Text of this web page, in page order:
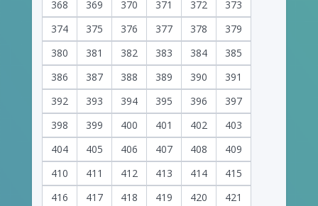
368
369 370 371 372
373
374
375 376 377 378
379
380
381 382 383 384
385
386
387 388 389 390
391
392
393 394 395 396
397
398
399 400 401 402
403
404
405 406 407 408
409
410
411 412 413 414
415
416
417 418 419 420 421